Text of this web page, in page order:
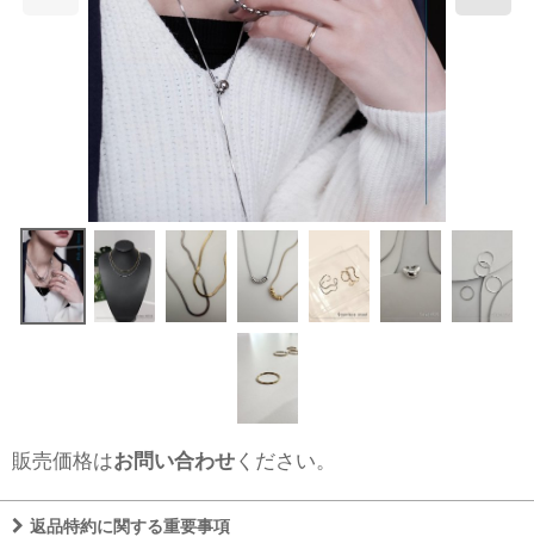
販売価格はお問い合わせください。
返品特約に関する重要事項